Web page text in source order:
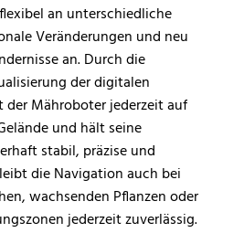
an unterschiedliche
Veränderungen und neu
an. Durch die
der digitalen
der Mähroboter jederzeit auf
und hält seine
stabil, präzise und
die Navigation auch bei
wachsenden Pflanzen oder
jederzeit zuverlässig.